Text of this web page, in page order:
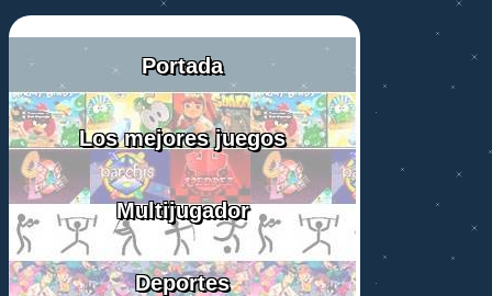
Portada
Los mejores juegos
Multijugador
Deportes